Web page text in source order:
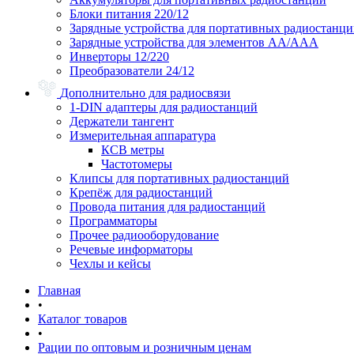
Блоки питания 220/12
Зарядные устройства для портативных
Зарядные устройства для элементов АА/ААА
Инверторы 12/220
Преобразователи 24/12
Дополнительно для радиосвязи
1-DIN адаптеры для радиостанций
Держатели тангент
Измерительная аппаратура
КСВ метры
Частотомеры
Клипсы для портативных радиостанций
Крепёж для радиостанций
Провода питания для радиостанций
Программаторы
Прочее радиооборудование
Речевые информаторы
Чехлы и кейсы
Главная
•
Каталог товаров
•
Рации по оптовым и розничным ценам